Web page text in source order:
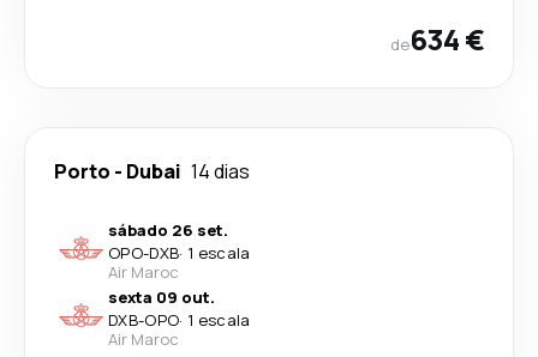
de634 €
Porto - Dubai 14 dias
sábado 26 set.
OPO-DXB· 1 escala
Air Maroc
sexta 09 out.
DXB-OPO· 1 escala
Air Maroc